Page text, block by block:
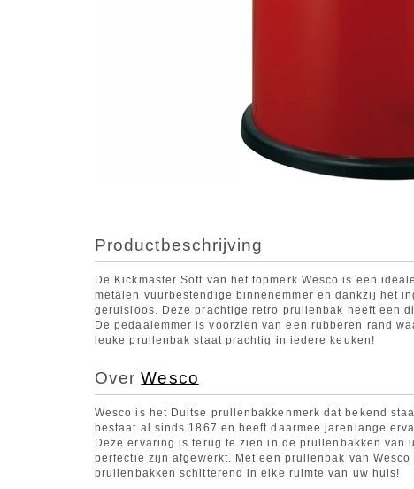
Productbeschrijving
De Kickmaster Soft van het topmerk Wesco is een
metalen vuurbestendige binnenemmer en dankzij het
geruisloos. Deze prachtige retro prullenbak heeft een
De pedaalemmer is voorzien van een rubberen rand
leuke prullenbak staat prachtig in iedere keuken!
OverWesco
Wesco is het Duitse prullenbakkenmerk dat bekend
bestaat al sinds 1867 en heeft daarmee jarenlange
Deze ervaring is terug te zien in de prullenbakken van
perfectie zijn afgewerkt. Met een prullenbak van
prullenbakken schitterend in elke ruimte van uw huis!